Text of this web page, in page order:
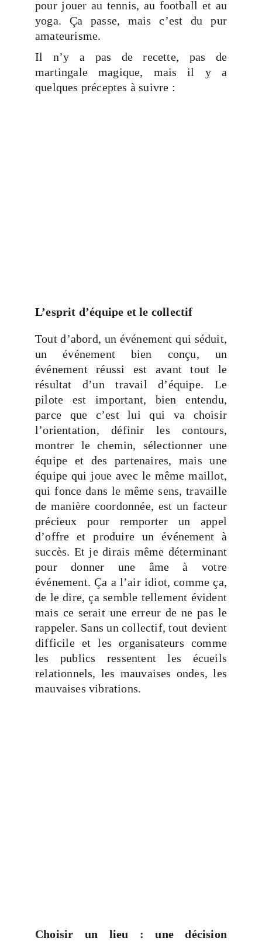
pour jouer au tennis, au football et au
yoga. Ça passe, mais c’est du pur
amateurisme.
Il n’y a pas de recette, pas de
martingale magique, mais il y a
quelques préceptes à suivre :
L’esprit d’équipe et le collectif
Tout d’abord, un événement qui séduit,
un événement bien conçu, un
événement réussi est avant tout le
résultat d’un travail d’équipe. Le
pilote est important, bien entendu,
parce que c’est lui qui va choisir
l’orientation, définir les contours,
montrer le chemin, sélectionner une
équipe et des partenaires, mais une
équipe qui joue avec le même maillot,
qui fonce dans le même sens, travaille
de manière coordonnée, est un facteur
précieux pour remporter un appel
d’offre et produire un événement à
succès. Et je dirais même déterminant
pour donner une âme à votre
événement. Ça a l’air idiot, comme ça,
de le dire, ça semble tellement évident
mais ce serait une erreur de ne pas le
rappeler. Sans un collectif, tout devient
difficile et les organisateurs comme
les publics ressentent les écueils
relationnels, les mauvaises ondes, les
mauvaises vibrations.
Choisir un lieu : une décision